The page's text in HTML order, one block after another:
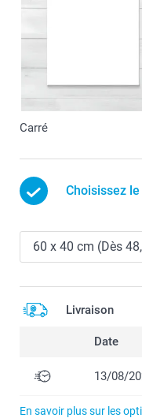
Carré
Choisissez
Livraison
Date
13/08/
En savoir plus sur les